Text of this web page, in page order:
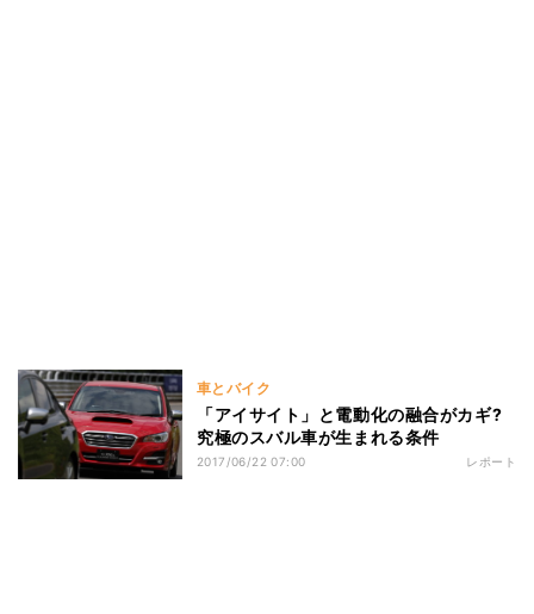
車とバイク
「アイサイト」と電動化の融合がカギ?
究極のスバル車が生まれる条件
2017/06/22 07:00 レポート